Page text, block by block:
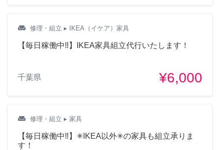
weekend 修理・組立 ▸ IKEA（イケア）家具
【毎日稼働中‼︎】IKEA家具組立代行いたします！
千葉県 ¥6,000
weekend 修理・組立 ▸ 家具
【毎日稼働中‼︎】✳︎IKEA以外✳︎の家具も組立承りま
す！